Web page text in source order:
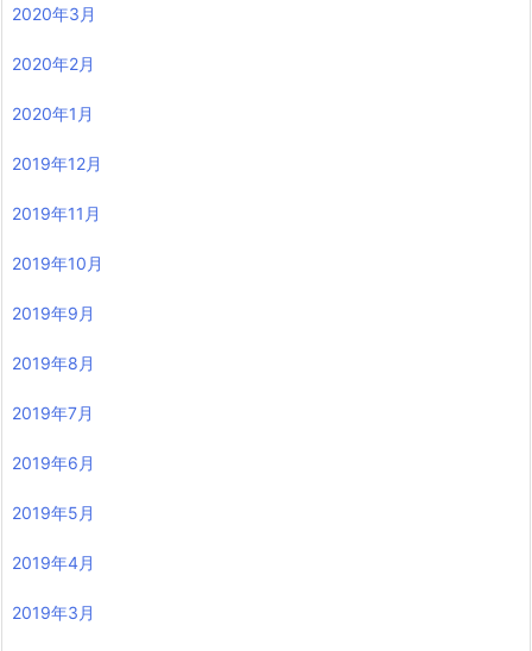
2020年3月
2020年2月
2020年1月
2019年12月
2019年11月
2019年10月
2019年9月
2019年8月
2019年7月
2019年6月
2019年5月
2019年4月
2019年3月